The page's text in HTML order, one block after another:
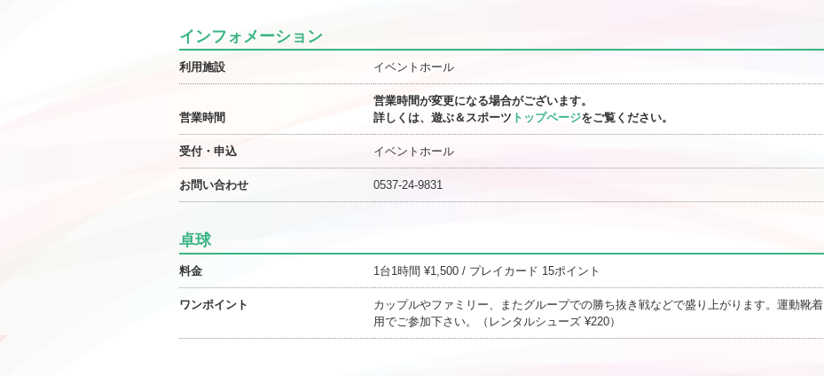
インフォメーション
利用施設 イベントホール
営業時間
営業時間が変更になる場合がございます。
詳しくは、遊ぶ＆スポーツ トップページをご覧ください。
受付・申込 イベントホール
お問い合わせ 0537-24-9831
卓球
料金 1台1時間 ¥1,500 / プレイカード 15ポイント
ワンポイント
カップルやファミリー、またグループでの勝ち抜き戦などで盛り上がります。運動靴着
用でご参加下さい。（レンタルシューズ ¥220）